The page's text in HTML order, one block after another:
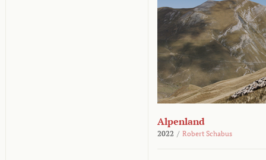
Alpenland
2022 / Robert Schabus